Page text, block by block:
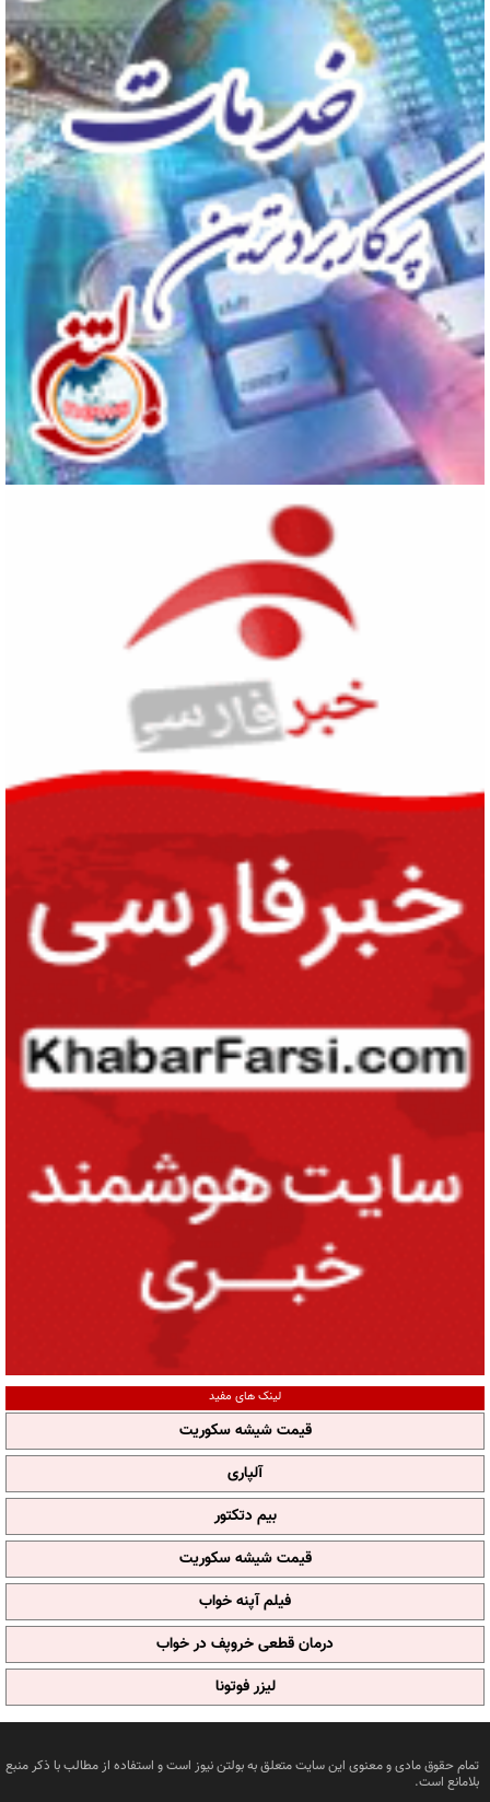
لینک های مفید
قیمت شیشه سکوریت
آلپاری
بیم دتکتور
قیمت شیشه سکوریت
فیلم آپنه خواب
درمان قطعی خروپف در خواب
لیزر فوتونا
تمام حقوق مادی و معنوی این سایت متعلق به بولتن نیوز است و استفاده از مطالب با ذکر منبع
بلامانع است.